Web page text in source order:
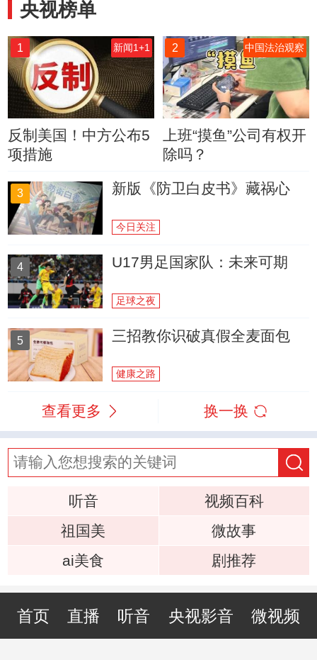
央视榜单
1 新闻1+1
反制美国！中方公布5
项措施
2 中国法治观察
上班“摸鱼”公司有权开
除吗？
3 新版《防卫白皮书》藏祸心
今日关注
4 U17男足国家队：未来可期
足球之夜
5 三招教你识破真假全麦面包
健康之路
查看更多 换一换
听音
视频百科
祖国美
微故事
ai美食
剧推荐
首页 直播 听音 央视影音 微视频